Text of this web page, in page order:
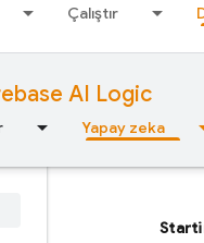
Çalıştır
AI Logic
Yapay zeka